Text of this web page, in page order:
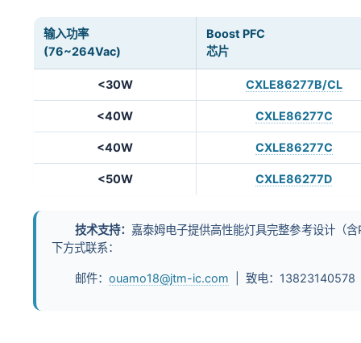
输入功率
(76~264Vac)
Boost PFC
芯片
<30W CXLE86277B/CL
<40W CXLE86277C
<40W CXLE86277C
<50W CXLE86277D
技术支持： 嘉泰姆电子提供高性能灯具完整参考设计（
下方式联系：
邮件： ouamo18@jtm-ic.com | 致电：